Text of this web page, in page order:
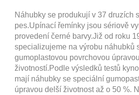
Náhubky se produkují v 37 druzích
pes.Upínací řemínky jsou sériově
provedení černé barvy.Již od roku
specializujeme na výrobu náhubků
gumoplastovou povrchovou
životností.Podle výsledků testů
mají náhubky se speciální
úpravou delší životnost až o 50 %.